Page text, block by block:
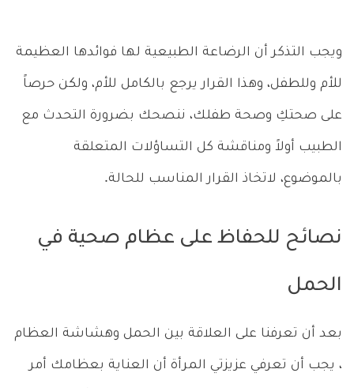
ويجب التذكر أن الرضاعة الطبيعية لها فوائدها العظيمة
للأم وللطفل، وهذا القرار يرجع بالكامل للأم، ولكن حرصاً
على صحتكِ وصحة طفلك، ننصحك بضرورة التحدث مع
الطبيب أولاً ومناقشة كل التساؤلات المتعلقة
بالموضوع، لاتخاذ القرار المناسب للحالة.
نصائح للحفاظ على عظام صحية في
الحمل
بعد أن تعرفنا على العلاقة بين الحمل وهشاشة العظام
، يجب أن تعرفي عزيزتي المرأة أن العناية بعظامك أمر